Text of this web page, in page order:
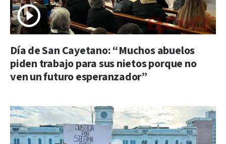
Día de San Cayetano: “Muchos abuelos
piden trabajo para sus nietos porque no
ven un futuro esperanzador”